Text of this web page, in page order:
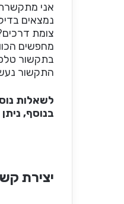
אני
נמצאים
צומת
מחפשים
בתקשור
התקשור
לשאלות
בנוסף,
יצירת